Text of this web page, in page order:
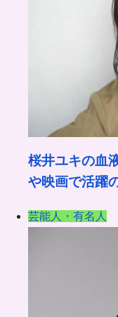
桜井ユキの血
や映画で活躍
芸能人・有名人